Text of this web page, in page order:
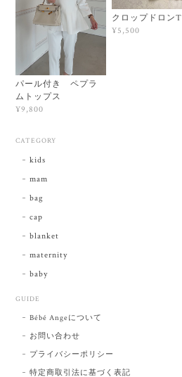
パール付き ペプラ
ムトップス
¥9,800
クロップドロンT
¥5,500
CATEGORY
kids
mam
bag
cap
blanket
maternity
baby
GUIDE
Bébé Angeについて
お問い合わせ
プライバシーポリシー
特定商取引法に基づく表記